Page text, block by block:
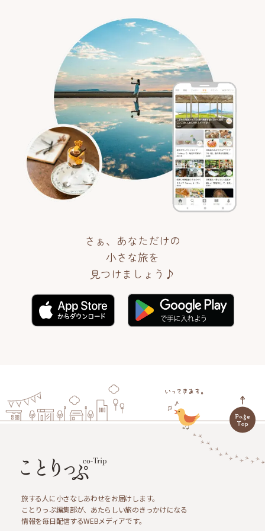
さぁ、あなただけの
小さな旅を
見つけましょう♪
旅する人に小さなしあわせをお届けします。
ことりっぷ編集部が、あたらしい旅のきっかけになる
情報を毎日配信するWEBメディアです。